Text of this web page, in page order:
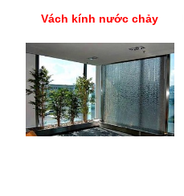
Vách kính nước chảy